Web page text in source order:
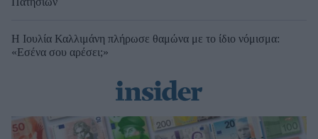
Η Ιουλία Καλλιμάνη πλήρωσε θαμώνα με το ίδιο νόμισμα:
«Εσένα σου αρέσει;»